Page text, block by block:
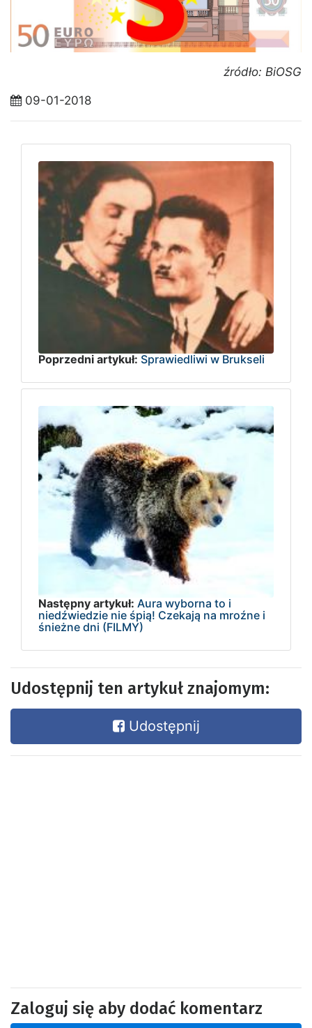
źródło: BiOSG
09-01-2018
Poprzedni artykuł: Sprawiedliwi w Brukseli
Następny artykuł: Aura wyborna to i
niedźwiedzie nie śpią! Czekają na mroźne i
śnieżne dni (FILMY)
Udostępnij ten artykuł znajomym:
Udostępnij
Zaloguj się aby dodać komentarz